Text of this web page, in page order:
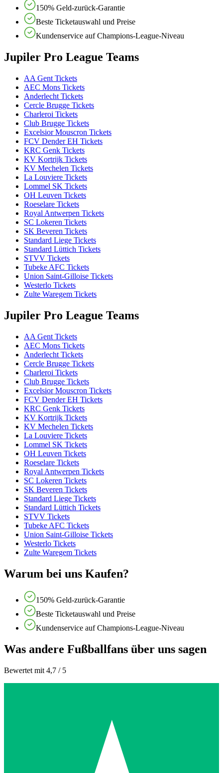
150% Geld-zurück-Garantie
Beste Ticketauswahl und Preise
Kundenservice auf Champions-League-Niveau
Jupiler Pro League Teams
AA Gent Tickets
AEC Mons Tickets
Anderlecht Tickets
Cercle Brugge Tickets
Charleroi Tickets
Club Brugge Tickets
Excelsior Mouscron Tickets
FCV Dender EH Tickets
KRC Genk Tickets
KV Kortrijk Tickets
KV Mechelen Tickets
La Louviere Tickets
Lommel SK Tickets
OH Leuven Tickets
Roeselare Tickets
Royal Antwerpen Tickets
SC Lokeren Tickets
SK Beveren Tickets
Standard Liege Tickets
Standard Lüttich Tickets
STVV Tickets
Tubeke AFC Tickets
Union Saint-Gilloise Tickets
Westerlo Tickets
Zulte Waregem Tickets
Jupiler Pro League Teams
AA Gent Tickets
AEC Mons Tickets
Anderlecht Tickets
Cercle Brugge Tickets
Charleroi Tickets
Club Brugge Tickets
Excelsior Mouscron Tickets
FCV Dender EH Tickets
KRC Genk Tickets
KV Kortrijk Tickets
KV Mechelen Tickets
La Louviere Tickets
Lommel SK Tickets
OH Leuven Tickets
Roeselare Tickets
Royal Antwerpen Tickets
SC Lokeren Tickets
SK Beveren Tickets
Standard Liege Tickets
Standard Lüttich Tickets
STVV Tickets
Tubeke AFC Tickets
Union Saint-Gilloise Tickets
Westerlo Tickets
Zulte Waregem Tickets
Warum bei uns Kaufen?
150% Geld-zurück-Garantie
Beste Ticketauswahl und Preise
Kundenservice auf Champions-League-Niveau
Was andere Fußballfans über uns sagen
Bewertet mit 4,7 / 5